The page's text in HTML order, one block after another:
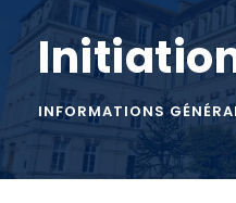
INFORMATIONS